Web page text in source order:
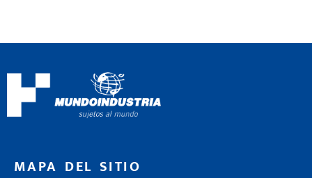
MAPA DEL SITIO